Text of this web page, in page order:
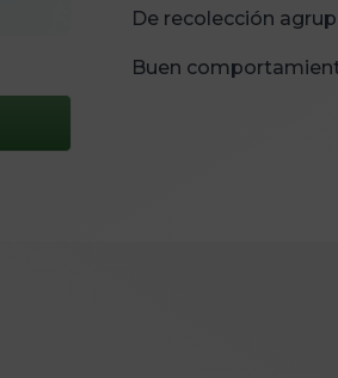
De recolección
Buen